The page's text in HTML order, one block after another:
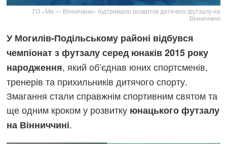
ГО «Ми — Вінничани» підтримало розвиток дитячого футзалу на
Вінниччині
У Могилів-Подільському районі відбувся
чемпіонат з футзалу серед юнаків 2015 року
народження, який об’єднав юних спортсменів,
тренерів та прихильників дитячого спорту.
Змагання стали справжнім спортивним святом та
ще одним кроком у розвитку юнацького футзалу
на Вінниччині.